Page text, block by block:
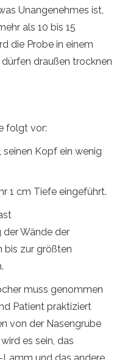
Unangenehmes ist,
als 10 bis 15
die Probe in einem
draußen trocknen
folgt vor:
Kopf ein wenig
1 cm Tiefe eingeführt.
der Wände der
bis zur größten
muss genommen
Patient praktiziert
von der Nasengrube
es sein, das